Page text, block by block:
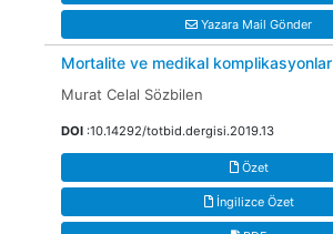
Yazara Mail Gönder
Mortalite ve medikal komplikasyonlar
Murat Celal Sözbilen
DOI :10.14292/totbid.dergisi.2019.13
Özet
İngilizce Özet